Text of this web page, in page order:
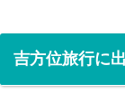
吉方位旅行に